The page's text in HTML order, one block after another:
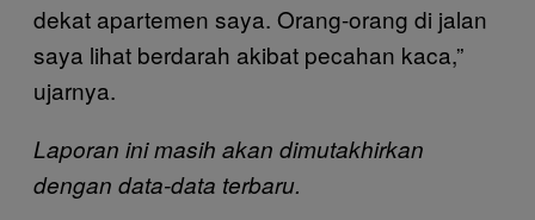
dekat apartemen saya. Orang-orang di jalan
saya lihat berdarah akibat pecahan kaca,”
ujarnya.
Laporan ini masih akan dimutakhirkan
dengan data-data terbaru.